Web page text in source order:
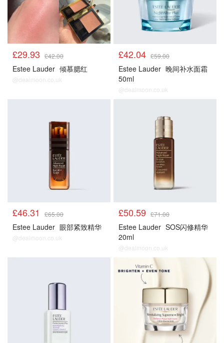
£29.93 £42.00
Estee Lauder 倾慕腮红
@dealmoon.co.uk
£42.04 £59.00
Estee Lauder 晚间补水面霜
50ml
@dealmoon.co.uk
£46.31 £65.00
Estee Lauder 眼部紧致精华
@dealmoon.co.uk
£50.59 £71.00
Estee Lauder SOS闪修精华
20ml
@dealmoon.co.uk
正价产品85折